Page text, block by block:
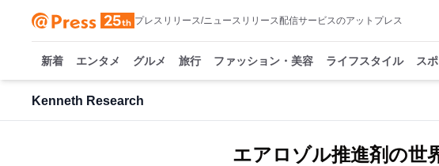
プレスリリース/ニュースリリース配信サービスのアットプレス
新着 エンタメ グルメ 旅行 ファッション・美容 ライフスタイル ス
Kenneth Research
エアロゾル推進剤の世